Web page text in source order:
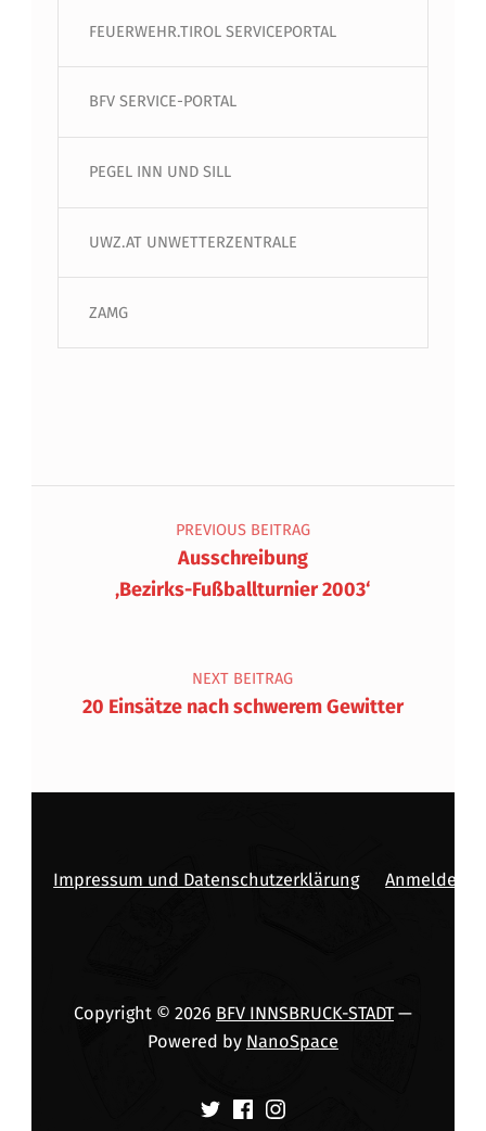
FEUERWEHR.TIROL SERVICEPORTAL
BFV SERVICE-PORTAL
PEGEL INN UND SILL
UWZ.AT UNWETTERZENTRALE
ZAMG
Beitragsnavigation
PREVIOUS BEITRAG
Ausschreibung
‚Bezirks-Fußballturnier 2003‘
NEXT BEITRAG
20 Einsätze nach schwerem Gewitter
Impressum und Datenschutzerklärung Anmelden
Copyright © 2026 BFV INNSBRUCK-STADT—
Powered by NanoSpace